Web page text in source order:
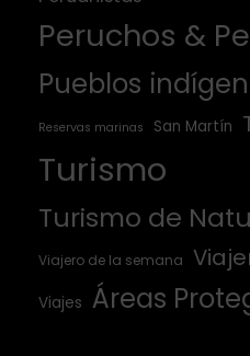
Peruchos &
Pueblos
Reservas marinas San Martín
Turismo
Turismo de
Viajero de la semana
Viajes Áreas